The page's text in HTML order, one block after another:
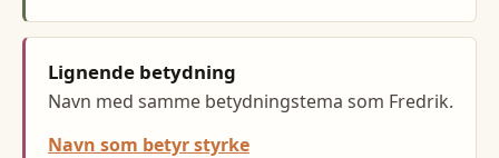
Lignende betydning
Navn med samme betydningstema som Fredrik.
Navn som betyr styrke